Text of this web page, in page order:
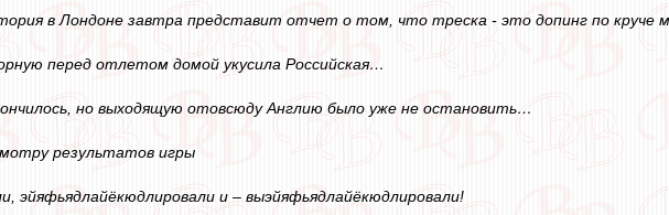
в Лондоне завтра представит отчет о том, что треска - это допинг по круче
перед отлетом домой укусила Российская…
но выходящую отовсюду Англию было уже не остановить…
результатов игры
эйяфьядлайёкюдлировали и – выэйяфьядлайёкюдлировали!